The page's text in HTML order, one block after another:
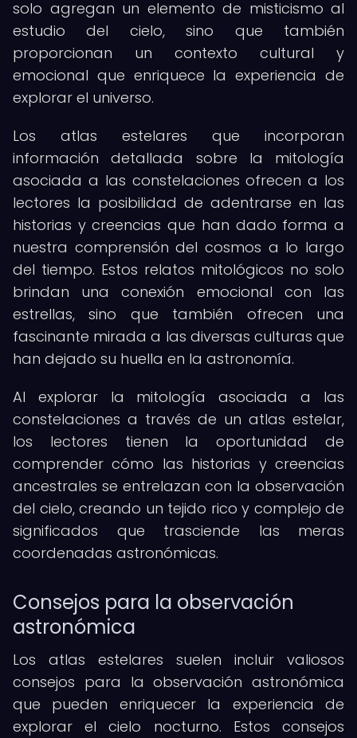
solo agregan un elemento de misticismo al
estudio del cielo, sino que también
proporcionan un contexto cultural y
emocional que enriquece la experiencia de
explorar el universo.
Los atlas estelares que incorporan
información detallada sobre la mitología
asociada a las constelaciones ofrecen a los
lectores la posibilidad de adentrarse en las
historias y creencias que han dado forma a
nuestra comprensión del cosmos a lo largo
del tiempo. Estos relatos mitológicos no solo
brindan una conexión emocional con las
estrellas, sino que también ofrecen una
fascinante mirada a las diversas culturas que
han dejado su huella en la astronomía.
Al explorar la mitología asociada a las
constelaciones a través de un atlas estelar,
los lectores tienen la oportunidad de
comprender cómo las historias y creencias
ancestrales se entrelazan con la observación
del cielo, creando un tejido rico y complejo de
significados que trasciende las meras
coordenadas astronómicas.
Consejos para la observación
astronómica
Los atlas estelares suelen incluir valiosos
consejos para la observación astronómica
que pueden enriquecer la experiencia de
explorar el cielo nocturno. Estos consejos